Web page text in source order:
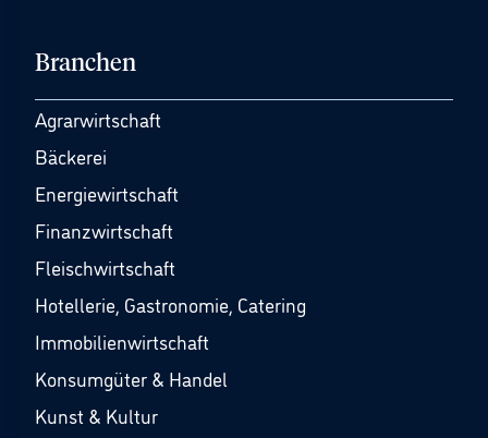
Branchen
Agrarwirtschaft
Bäckerei
Energiewirtschaft
Finanzwirtschaft
Fleischwirtschaft
Hotellerie, Gastronomie, Catering
Immobilienwirtschaft
Konsumgüter & Handel
Kunst & Kultur